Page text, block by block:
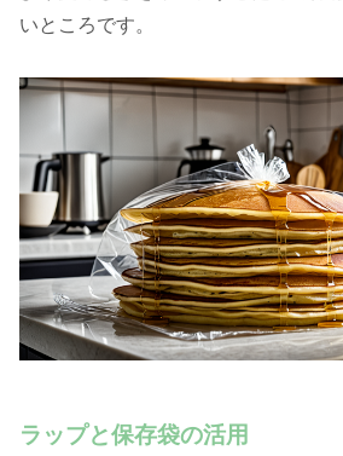
いところです。
ラップと保存袋の活用